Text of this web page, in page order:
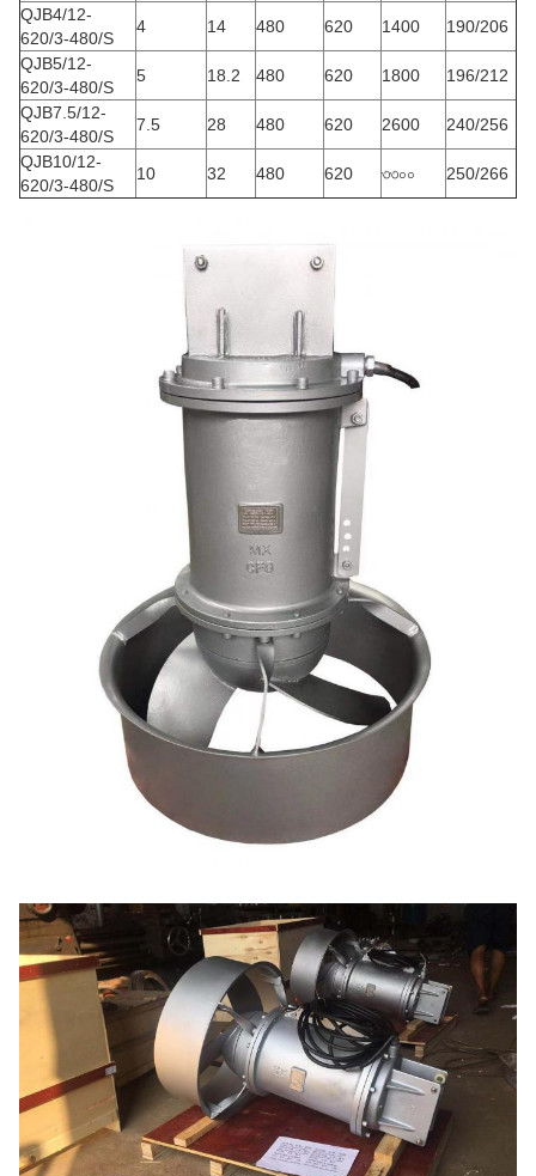
QJB4/12-
620/3-480/S
4 14 480 620 1400
190/206
QJB5/12-
620/3-480/S
5 18.2 480 620 1800
196/212
QJB7.5/12-
620/3-480/S
7.5 28 480 620 2600
240/256
QJB10/12-
620/3-480/S
10 32 480 620 ৩৩০০ 250/266